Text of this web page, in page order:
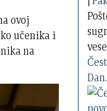
ovoj
učenika i
na